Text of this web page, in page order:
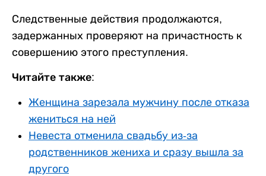
Следственные действия продолжаются,
задержанных проверяют на причастность к
совершению этого преступления.
Читайте также:
Женщина зарезала мужчину после отказа
жениться на ней
Невеста отменила свадьбу из-за
родственников жениха и сразу вышла за
другого